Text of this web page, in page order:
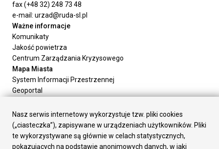
fax (+48 32) 248 73 48
e-mail: urzad@ruda-sl.pl
Ważne informacje
Komunikaty
Jakość powietrza
Centrum Zarządzania Kryzysowego
Mapa Miasta
System Informacji Przestrzennej
Geoportal
Załatw sprawę
Prezydent Miasta
Rada Miasta
Wydziały
Nasz serwis internetowy wykorzystuje tzw. pliki cookies
(„ciasteczka”), zapisywane w urządzeniach użytkowników. Pliki
te wykorzystywane są głównie w celach statystycznych,
pokazujących na podstawie anonimowych danych, w jaki